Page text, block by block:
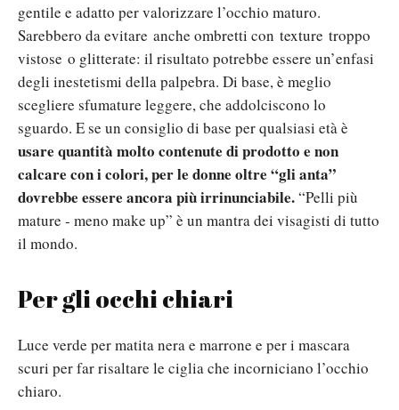
gentile e adatto per valorizzare l’occhio maturo.
Sarebbero da evitare anche ombretti con texture troppo
vistose o glitterate: il risultato potrebbe essere un’enfasi
degli inestetismi della palpebra. Di base, è meglio
scegliere sfumature leggere, che addolciscono lo
sguardo. E se un consiglio di base per qualsiasi età è
usare quantità molto contenute di prodotto e non
calcare con i colori, per le donne oltre “gli anta”
dovrebbe essere ancora più irrinunciabile.“Pelli più
mature - meno make up” è un mantra dei visagisti di tutto
il mondo.
Per gli occhi chiari
Luce verde per matita nera e marrone e per i mascara
scuri per far risaltare le ciglia che incorniciano l’occhio
chiaro.